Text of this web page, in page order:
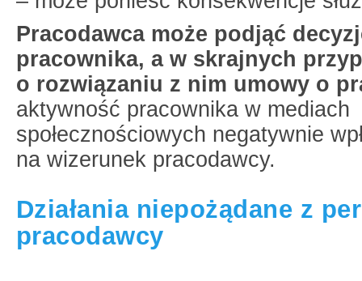
Pracodawca może podjąć
pracownika, a w skrajnych
o rozwiązaniu z nim umowy o
aktywność pracownika w mediach
społecznościowych negatywnie
na wizerunek pracodawcy.
Działania niepożądane z
pracodawcy